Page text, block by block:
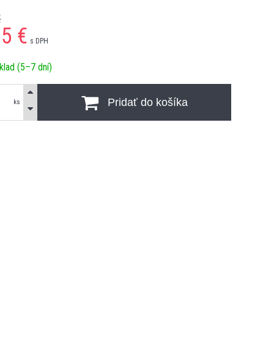
€ s DPH
(5–7 dní)
ks Pridať do košíka